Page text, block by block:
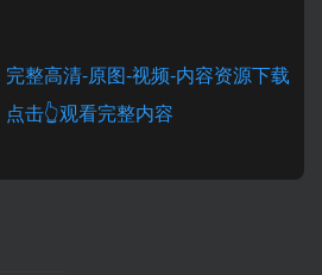
完整高清-原图-视频-内容资源下载
点击👆观看完整内容